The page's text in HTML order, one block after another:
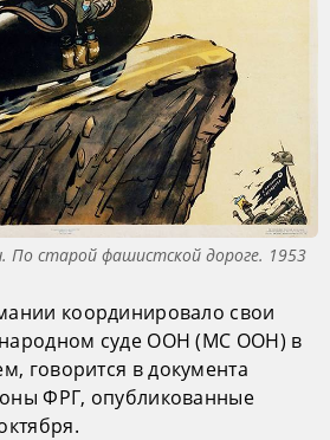
По старой фашистской дороге. 1953
координировало свои
суде ООН (МС ООН) в
говорится в документа
ФРГ, опубликованные